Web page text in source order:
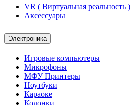
VR ( Виртуальная реальность )
Аксессуары
Электроника
Игровые компьютеры
Микрофоны
МФУ Принтеры
Ноутбуки
Караоке
Колонки